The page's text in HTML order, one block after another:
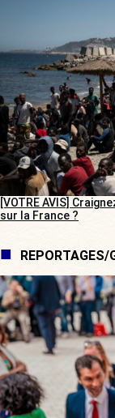
[VOTRE AVIS]
sur la France ?
REPORTAGES/